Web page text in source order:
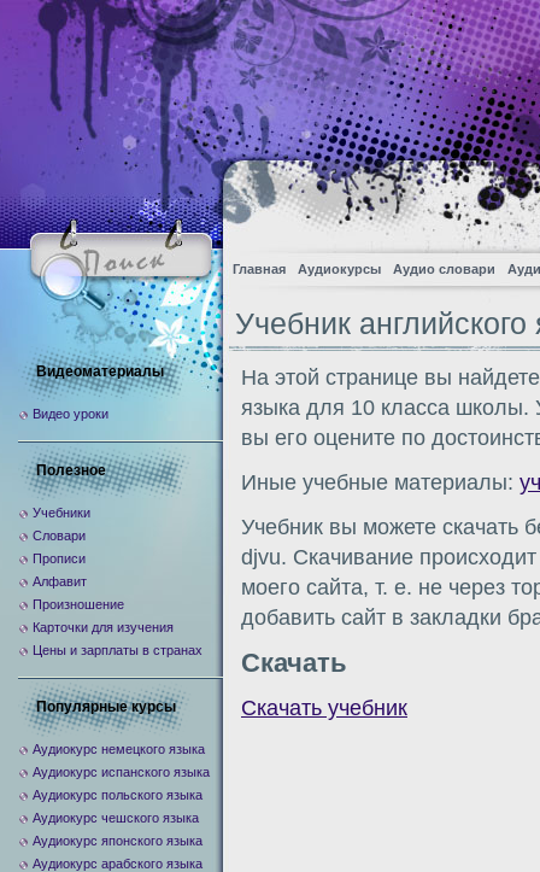
Главная Аудиокурсы Аудио словари
Учебник
На этой странице вы
языка для 10 класса школы.
вы его оцените по
Иные учебные материалы:
Учебник вы можете скачать
djvu. Скачивание
моего сайта, т. е. не через
добавить сайт в закладки
Скачать
Скачать учебник
Видеоматериалы
Видео уроки
Полезное
Учебники
Словари
Прописи
Алфавит
Произношение
Карточки для изучения
Цены и зарплаты в странах
Популярные курсы
Аудиокурс немецкого языка
Аудиокурс испанского языка
Аудиокурс польского языка
Аудиокурс чешского языка
Аудиокурс японского языка
Аудиокурс арабского языка